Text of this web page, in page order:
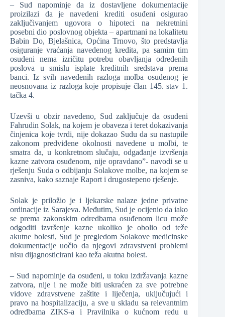
– Sud napominje da iz dostavljene dokumentacije
proizilazi da je navedeni krediti osuđeni osigurao
zaključivanjem ugovora o hipoteci na nekretnini
posebni dio poslovnog objekta – apartmani na lokalitetu
Babin Do, Bjelašnica, Općina Trnovo, što predstavlja
osiguranje vraćanja navedenog kredita, pa samim tim
osuđeni nema izričitu potrebu obavljanja određenih
poslova u smislu isplate kreditnih sredstava prema
banci. Iz svih navedenih razloga molba osuđenog je
neosnovana iz razloga koje propisuje član 145. stav 1.
tačka 4.
Uzevši u obzir navedeno, Sud zaključuje da osuđeni
Fahrudin Solak, na kojem je obaveza i teret dokazivanja
činjenica koje tvrdi, nije dokazao Sudu da su nastupile
zakonom predviđene okolnosti navedene u molbi, te
smatra da, u konkretnom slučaju, odgađanje izvršenja
kazne zatvora osuđenom, nije opravdano”- navodi se u
rješenju Suda o odbijanju Solakove molbe, na kojem se
zasniva, kako saznaje Raport i drugostepeno rješenje.
Solak je priložio je i ljekarske nalaze jedne privatne
ordinacije iz Sarajeva. Međutim, Sud je ocijenio da iako
se prema zakonskim odredbama osuđenom licu može
odgoditi izvršenje kazne ukoliko je obolio od teže
akutne bolesti, Sud je pregledom Solakove medicinske
dokumentacije uočio da njegovi zdravstveni problemi
nisu dijagnosticirani kao teža akutna bolest.
– Sud napominje da osuđeni, u toku izdržavanja kazne
zatvora, nije i ne može biti uskraćen za sve potrebne
vidove zdravstvene zaštite i liječenja, uključujući i
pravo na hospitalizaciju, a sve u skladu sa relevantnim
odredbama ZIKS-a i Pravilnika o kućnom redu u